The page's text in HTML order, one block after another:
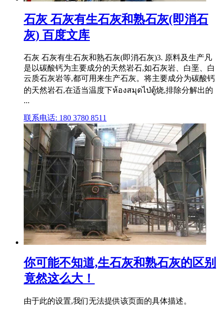
石灰 石灰有生石灰和熟石灰(即消石
灰) 百度文库
石灰 石灰有生石灰和熟石灰(即消石灰)3. 原料及生产凡
是以碳酸钙为主要成分的天然岩石,如石灰岩、白垩、白
云质石灰岩等,都可用来生产石灰。将主要成分为碳酸钙
的天然岩石,在适当温度下ห้องสมุดไป่ตู้烧,排除分解出的
...
联系电话: 180 3780 8511
你可能不知道,生石灰和熟石灰的区别
竟然这么大！
由于此的设置,我们无法提供该页面的具体描述。